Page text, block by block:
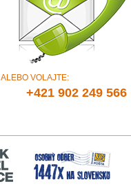
ALEBO VOLAJTE:
+421 902 249 566